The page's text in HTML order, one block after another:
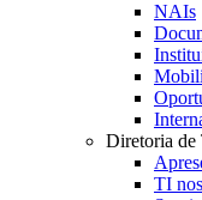
NAIs
Diretoria de
TI